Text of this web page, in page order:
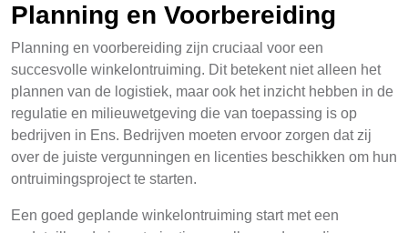
Planning en Voorbereiding
Planning en voorbereiding zijn cruciaal voor een
succesvolle winkelontruiming. Dit betekent niet alleen het
plannen van de logistiek, maar ook het inzicht hebben in de
regulatie en milieuwetgeving die van toepassing is op
bedrijven in Ens. Bedrijven moeten ervoor zorgen dat zij
over de juiste vergunningen en licenties beschikken om hun
ontruimingsproject te starten.
Een goed geplande winkelontruiming start met een